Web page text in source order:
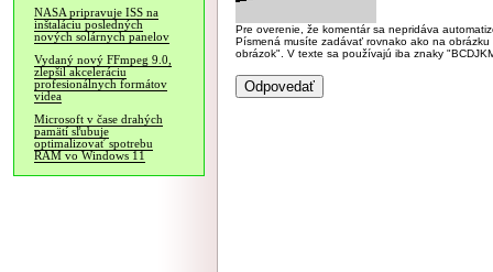
NASA pripravuje ISS na
inštaláciu posledných
nových solárnych panelov
Vydaný nový FFmpeg 9.0,
zlepšil akceleráciu
profesionálnych formátov
videa
Microsoft v čase drahých
pamätí sľubuje
optimalizovať spotrebu
RAM vo Windows 11
Pre overenie, že komentár sa nepridáva
Písmená musíte zadávať rovnako ako na
obrázok". V texte sa používajú iba znaky